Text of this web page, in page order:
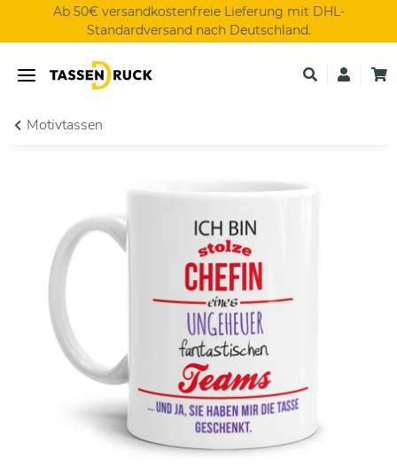
Ab 50€ versandkostenfreie Lieferung mit DHL-
Standardversand nach Deutschland.
Motivtassen